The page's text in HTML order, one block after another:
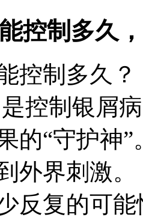
控制多久
控制多久
控制银屑
的“守护神
外界刺激
反复的可